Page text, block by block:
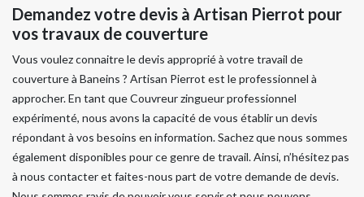
Demandez votre devis à Artisan Pierrot pour
vos travaux de couverture
Vous voulez connaitre le devis approprié à votre travail de
couverture à Baneins ? Artisan Pierrot est le professionnel à
approcher. En tant que Couvreur zingueur professionnel
expérimenté, nous avons la capacité de vous établir un devis
répondant à vos besoins en information. Sachez que nous sommes
également disponibles pour ce genre de travail. Ainsi, n’hésitez pas
à nous contacter et faites-nous part de votre demande de devis.